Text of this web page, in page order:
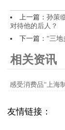
上一篇： 孙策
对待他的后人？
下一篇： “三
相关资讯
友情链接：